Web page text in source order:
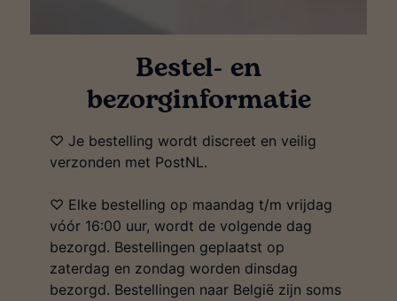
Bestel- en
bezorginformatie
♡ Je bestelling wordt discreet en veilig
verzonden met PostNL.
♡ Elke bestelling op maandag t/m vrijdag
vóór 16:00 uur, wordt de volgende dag
bezorgd. Bestellingen geplaatst op
zaterdag en zondag worden dinsdag
bezorgd. Bestellingen naar België zijn soms